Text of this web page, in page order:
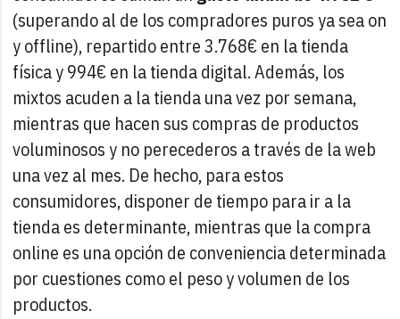
(superando al de los compradores puros ya sea on
y offline), repartido entre 3.768€ en la tienda
física y 994€ en la tienda digital. Además, los
mixtos acuden a la tienda una vez por semana,
mientras que hacen sus compras de productos
voluminosos y no perecederos a través de la web
una vez al mes. De hecho, para estos
consumidores, disponer de tiempo para ir a la
tienda es determinante, mientras que la compra
online es una opción de conveniencia determinada
por cuestiones como el peso y volumen de los
productos.